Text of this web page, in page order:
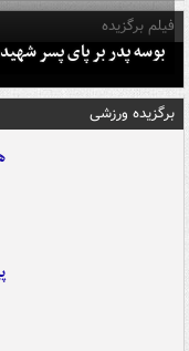
فیلم برگزیده
بوسه‌ پدر بر پای پسر
برگزیده ورزشی